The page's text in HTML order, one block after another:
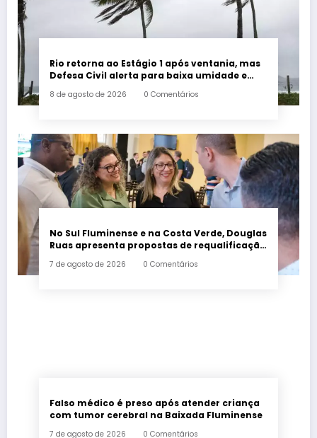
Rio retorna ao Estágio 1 após ventania, mas
Defesa Civil alerta para baixa umidade e
8 de agosto de 2026 0 Comentários
No Sul Fluminense e na Costa Verde, Douglas
Ruas apresenta propostas de requalificação
7 de agosto de 2026 0 Comentários
Falso médico é preso após atender criança
com tumor cerebral na Baixada Fluminense
7 de agosto de 2026 0 Comentários